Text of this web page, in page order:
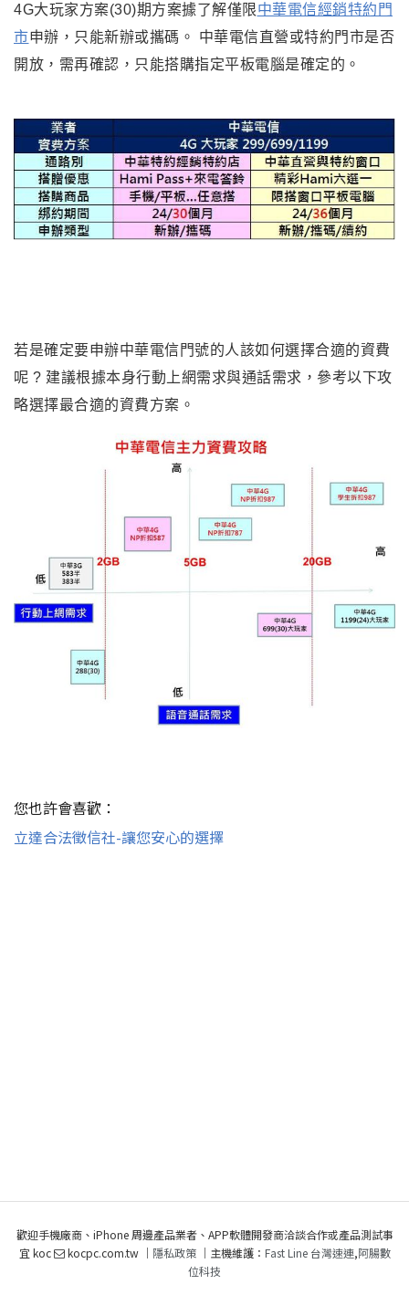
4G大玩家方案(30)期方案據了解僅限中華電信經銷特約門
市申辦 ，只能新辦或攜碼 。 中華電信直營或特約門市是否
開放 ，需再確認 ，只能搭購指定平板電腦是確定的 。
若是確定要申辦中華電信門號的人該如何選擇合適的資費
呢 ? 建議根據本身行動上網需求與通話需求，參考以下攻
略選擇最合適的資費方案 。
您也許會喜歡：
立達合法徵信社-讓您安心的選擇
歡迎手機廠商、iPhone 周邊產品業者、APP軟體開發商洽談合作或產品測試事
宜 koc
kocpc.com.tw ｜ 隱私政策｜主機維護： Fast Line 台灣速連,阿腸數
位科技